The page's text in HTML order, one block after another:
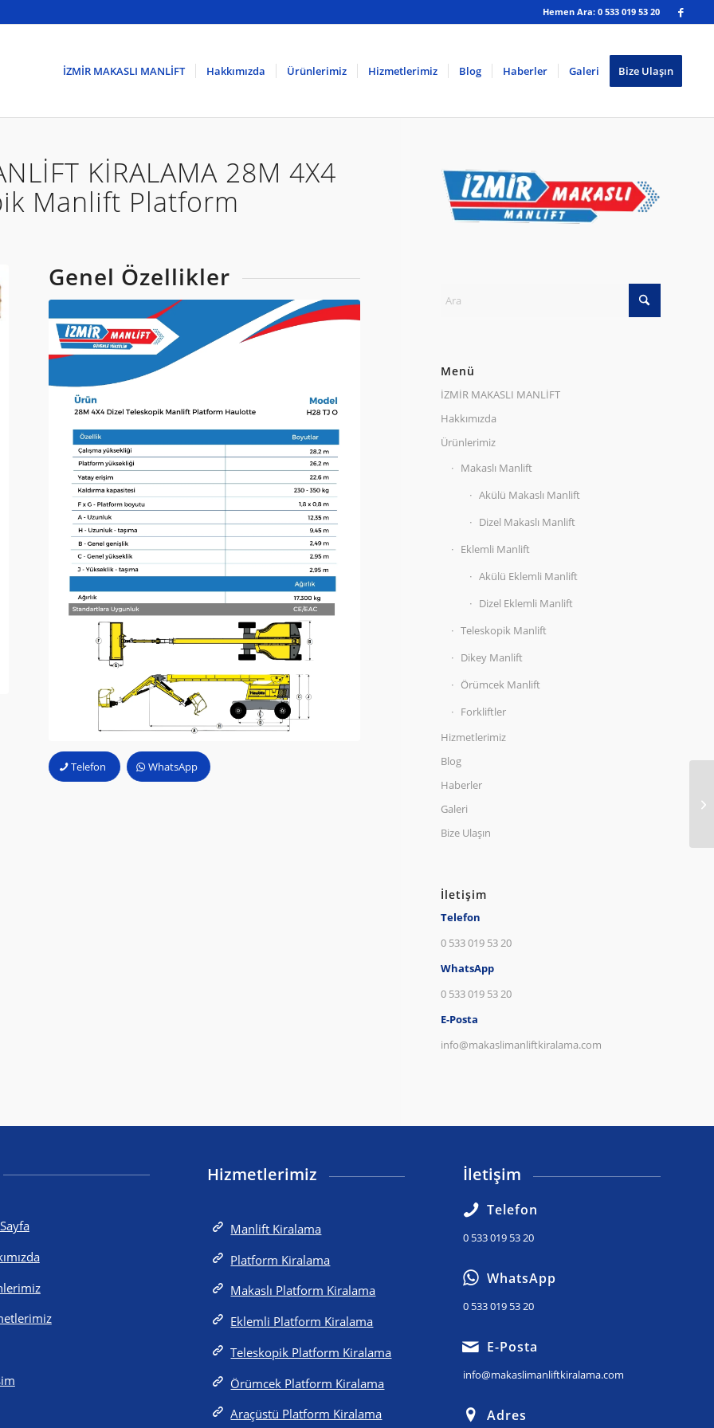
Hemen Ara: 0 533 019 53 20
İZMİR MAKASLI MANLİFT Hakkımızda Ürünlerimiz Hizmetlerimiz Blog Haberler Galeri Bize Ulaşın
KİRALAMA 28M 4X4
Manlift Platform
Genel Özellikler
Telefon WhatsApp
Menü
İZMİR MAKASLI MANLİFT
Hakkımızda
Ürünlerimiz
Makaslı Manlift
Akülü Makaslı Manlift
Dizel Makaslı Manlift
Eklemli Manlift
Akülü Eklemli Manlift
Dizel Eklemli Manlift
Teleskopik Manlift
Dikey Manlift
Örümcek Manlift
Forkliftler
Hizmetlerimiz
Blog
Haberler
Galeri
Bize Ulaşın
İletişim
Telefon
0 533 019 53 20
WhatsApp
0 533 019 53 20
E-Posta
info@makaslimanliftkiralama.com
Hizmetlerimiz
Manlift Kiralama
Platform Kiralama
Makaslı Platform Kiralama
Eklemli Platform Kiralama
Teleskopik Platform Kiralama
Örümcek Platform Kiralama
Araçüstü Platform Kiralama
İletişim
Telefon
0 533 019 53 20
WhatsApp
0 533 019 53 20
E-Posta
info@makaslimanliftkiralama.com
Adres